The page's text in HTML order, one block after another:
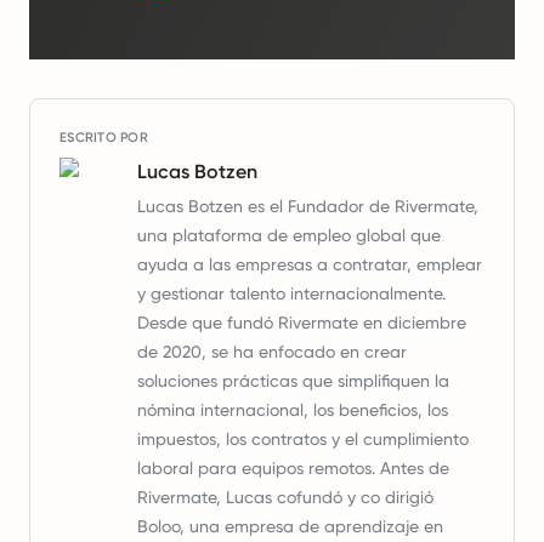
ESCRITO POR
Lucas Botzen
Lucas Botzen es el Fundador de Rivermate,
una plataforma de empleo global que
ayuda a las empresas a contratar, emplear
y gestionar talento internacionalmente.
Desde que fundó Rivermate en diciembre
de 2020, se ha enfocado en crear
soluciones prácticas que simplifiquen la
nómina internacional, los beneficios, los
impuestos, los contratos y el cumplimiento
laboral para equipos remotos. Antes de
Rivermate, Lucas cofundó y co dirigió
Boloo, una empresa de aprendizaje en